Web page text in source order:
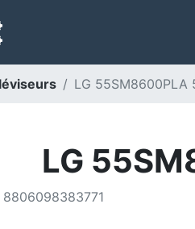
LG 55SM8600PLA
LG
8806098383771